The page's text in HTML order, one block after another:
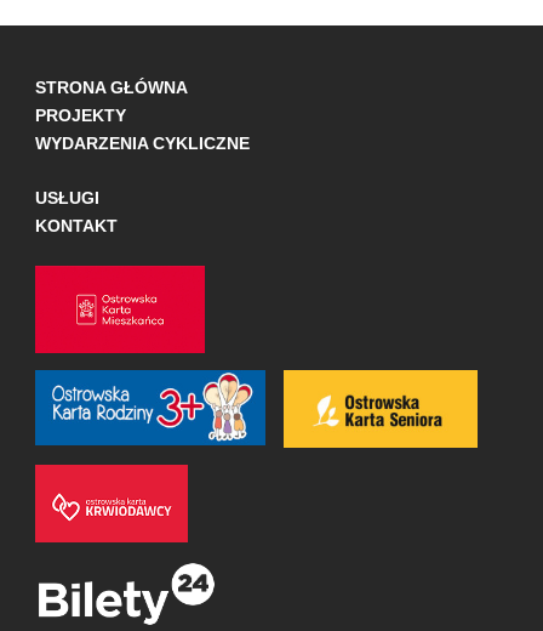
STRONA GŁÓWNA
PROJEKTY
WYDARZENIA CYKLICZNE
USŁUGI
KONTAKT